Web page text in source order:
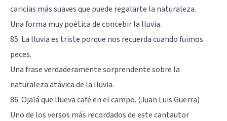
caricias más suaves que puede regalarte la naturaleza.
Una forma muy poética de concebir la lluvia.
85. La lluvia es triste porque nos recuerda cuando fuimos
peces.
Una frase verdaderamente sorprendente sobre la
naturaleza atávica de la lluvia.
86. Ojalá que llueva café en el campo. (Juan Luis Guerra)
Uno de los versos más recordados de este cantautor